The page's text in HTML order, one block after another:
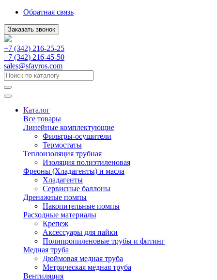
Обратная связь
Заказать звонок
+7 (342) 216-25-25
+7 (342) 216-45-50
sales@sfayros.com
Каталог
Все товары
Линейные комплектующие
Фильтры-осушители
Термостаты
Теплоизоляция трубная
Изоляция полиэтиленовая
Фреоны (Хладагенты) и масла
Хладагенты
Сервисные баллоны
Дренажные помпы
Накопительные помпы
Расходные материалы
Крепеж
Аксессуары для пайки
Полипропиленовые трубы и фитинг
Медная труба
Дюймовая медная труба
Метрическая медная труба
Вентиляция